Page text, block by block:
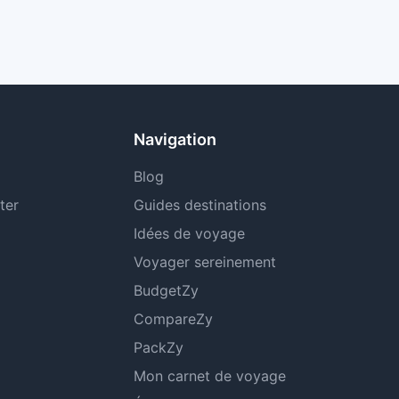
Navigation
Blog
Guides destinations
Idées de voyage
Voyager sereinement
BudgetZy
CompareZy
PackZy
Mon carnet de voyage